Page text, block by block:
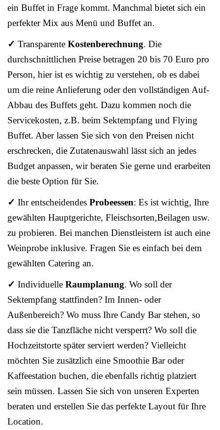
ein Buffet in Frage kommt. Manchmal bietet sich ein
perfekter Mix aus Menü und Buffet an.
✓ Transparente Kostenberechnung. Die
durchschnittlichen Preise betragen 20 bis 70 Euro pro
Person, hier ist es wichtig zu verstehen, ob es dabei
um die reine Anlieferung oder den vollständigen Auf-
Abbau des Buffets geht. Dazu kommen noch die
Servicekosten, z.B. beim Sektempfang und Flying
Buffet. Aber lassen Sie sich von den Preisen nicht
erschrecken, die Zutatenauswahl lässt sich an jedes
Budget anpassen, wir beraten Sie gerne und erarbeiten
die beste Option für Sie.
✓ Ihr entscheidendes Probeessen: Es ist wichtig, Ihre
gewählten Hauptgerichte, Fleischsorten,Beilagen usw.
zu probieren. Bei manchen Dienstleistern ist auch eine
Weinprobe inklusive. Fragen Sie es einfach bei dem
gewählten Catering an.
✓ Individuelle Raumplanung. Wo soll der
Sektempfang stattfinden? Im Innen- oder
Außenbereich? Wo muss Ihre Candy Bar stehen, so
dass sie die Tanzfläche nicht versperrt? Wo soll die
Hochzeitstorte später serviert werden? Vielleicht
möchten Sie zusätzlich eine Smoothie Bar oder
Kaffeestation buchen, die ebenfalls richtig platziert
sein müssen. Lassen Sie sich von unseren Experten
beraten und erstellen Sie das perfekte Layout für Ihre
Location.